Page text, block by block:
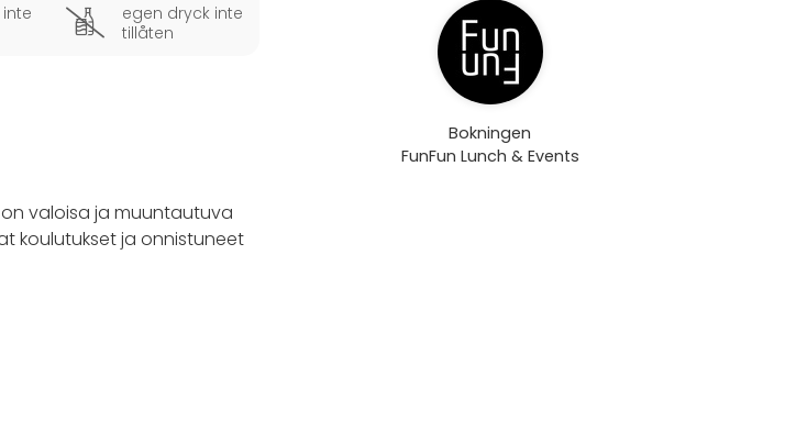
egen dryck inte
tillåten
on valoisa ja muuntautuva
koulutukset ja onnistuneet
lämpimäksi juhlatilaksi
Bokningen
FunFun Lunch & Events